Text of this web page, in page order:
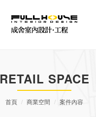
RETAIL SPACE
首頁 商業空間 案件內容